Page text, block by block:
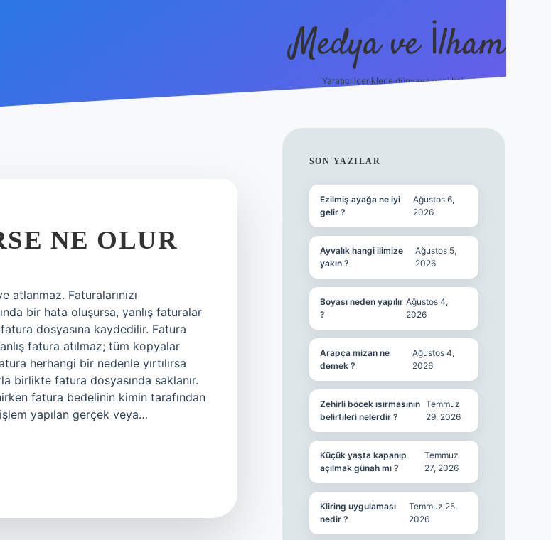
Medya ve İlham
Yaratıcı içeriklerle dünyaya yeni bakış!
NE OLUR
Faturalarınızı
bir hata oluşursa, yanlış faturalar
dosyasına kaydedilir. Fatura
fatura atılmaz; tüm kopyalar
herhangi bir nedenle yırtılırsa
birlikte fatura dosyasında saklanır.
fatura bedelinin kimin tarafından
yapılan gerçek veya…
SIDEBAR
SON YAZILAR
Ezilmiş ayağa ne iyi
gelir ?
Ağustos 6,
2026
Ayvalık hangi ilimize
yakın ?
Ağustos 5,
2026
Boyası neden yapılır
?
Ağustos 4,
2026
Arapça mizan ne
demek ?
Ağustos 4,
2026
Zehirli böcek ısırmasının
belirtileri nelerdir ?
Temmuz
29, 2026
Küçük yaşta kapanıp
açilmak günah mı ?
Temmuz
27, 2026
Kliring uygulaması
nedir ?
Temmuz 25,
2026
https://ilbet.online/ grandoperabet giriş